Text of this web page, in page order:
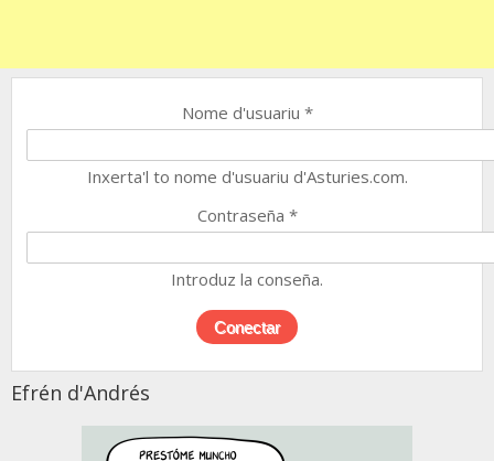
Nome d'usuariu *
Inxerta'l to nome d'usuariu d'Asturies.com.
Contraseña *
Introduz la conseña.
Efrén d'Andrés